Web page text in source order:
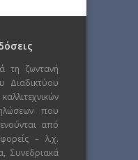
τη ζωντανή
Διαδικτύου
που
από
– λ.χ.
Συνεδριακά